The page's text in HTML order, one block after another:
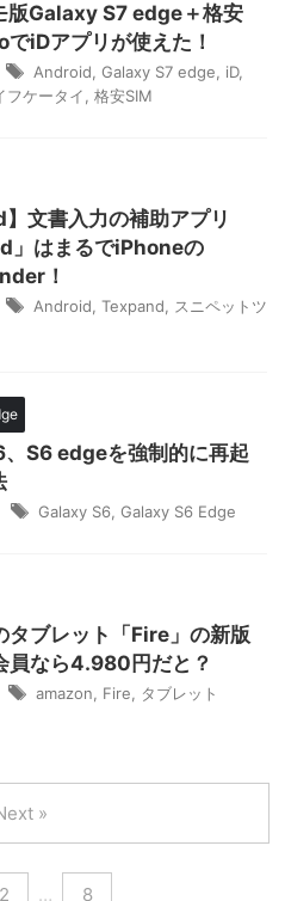
版Galaxy S7 edge＋格安
iDアプリが使えた！
Android Galaxy S7 edge iD,
フケータイ 格安SIM
】文書入力の補助アプリ
」はまるでiPhoneの
！
Android Texpand
スニペットツ
S6 edgeを強制的に再起
Galaxy S6 Galaxy S6 Edge
ブレット「Fire」の新版
員なら4.980円だと？
amazon Fire タブレット
2 … 8
»